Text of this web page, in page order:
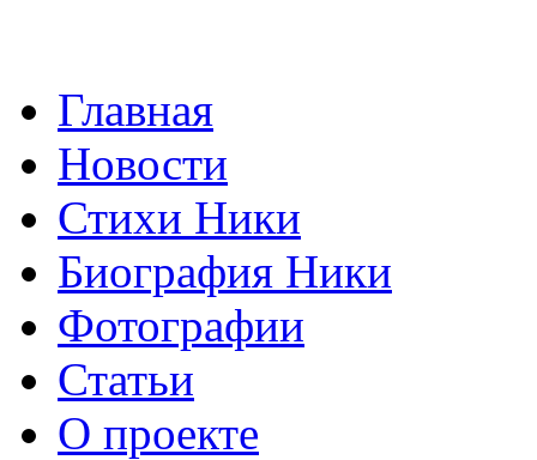
Главная
Новости
Стихи Ники
Биография Ники
Фотографии
Статьи
О проекте